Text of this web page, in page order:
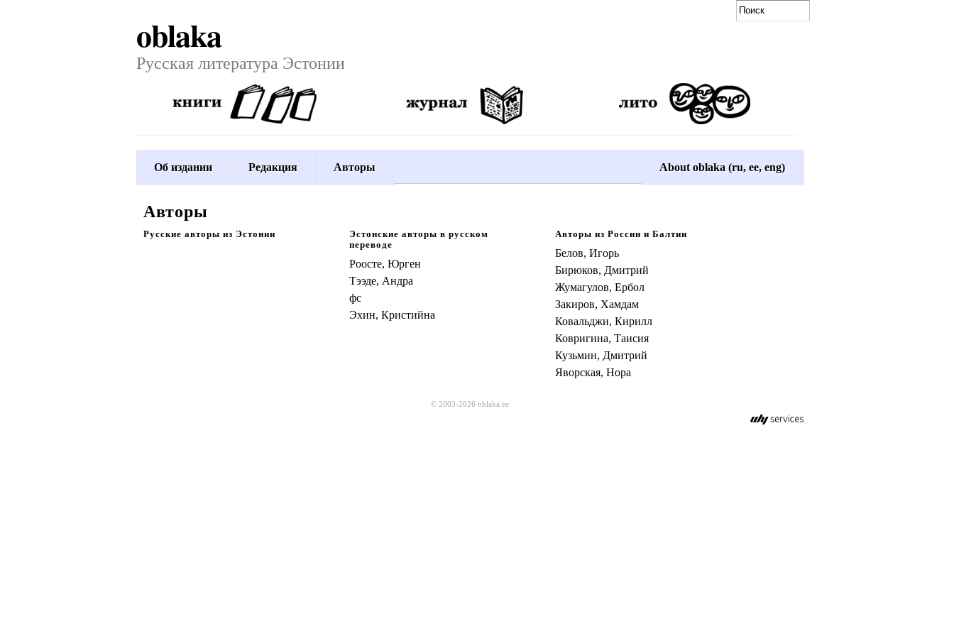
oblaka
Русская литература Эстонии
Об издании Редакция Авторы About oblaka (ru, ee, eng)
Авторы
Русские авторы из Эстонии Эстонские авторы в русском
переводе
Роосте, Юрген
Тээде, Андра
фс
Эхин, Кристийна
Авторы из России и Балтии
Белов, Игорь
Бирюков, Дмитрий
Жумагулов, Ербол
Закиров, Хамдам
Ковальджи, Кирилл
Ковригина, Таисия
Кузьмин, Дмитрий
Яворская, Нора
© 2003-2026 oblaka.ee